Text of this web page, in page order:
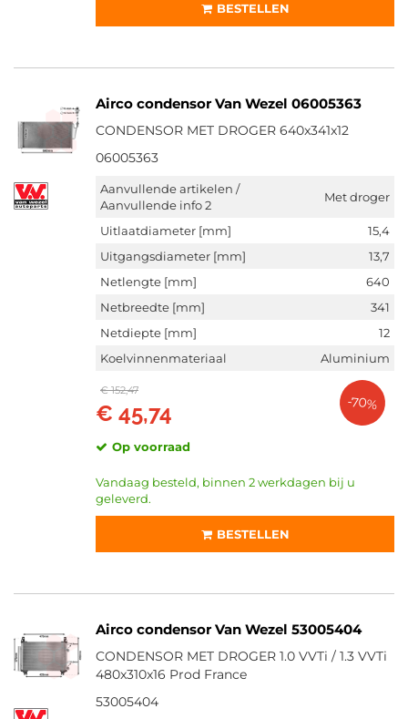
BESTELLEN
Airco condensor Van Wezel 06005363
CONDENSOR MET DROGER 640x341x12
06005363
Aanvullende artikelen /
Aanvullende info 2
Met droger
Uitlaatdiameter [mm]
15,4
Uitgangsdiameter [mm]
13,7
Netlengte [mm]
640
Netbreedte [mm]
341
Netdiepte [mm]
12
Koelvinnenmateriaal
Aluminium
€ 152,47
€ 45,74 -70%
Op voorraad
Vandaag besteld, binnen 2 werkdagen bij u
geleverd.
BESTELLEN
Airco condensor Van Wezel 53005404
CONDENSOR MET DROGER 1.0 VVTi / 1.3 VVTi
480x310x16 Prod France
53005404